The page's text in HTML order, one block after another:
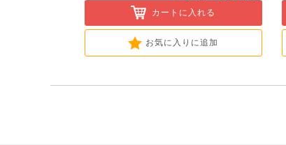
カートに入れる
お気に入りに追加